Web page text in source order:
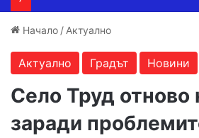
Начало / Актуално
Актуално Градът Новини
Село Труд отново
заради